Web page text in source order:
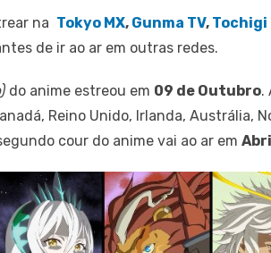
na Tokyo MX, Gunma TV, Tochigi
de ir ao ar em outras redes.
do anime estreou em 09 de Outubro.
Reino Unido, Irlanda, Austrália,
cour do anime vai ao ar em